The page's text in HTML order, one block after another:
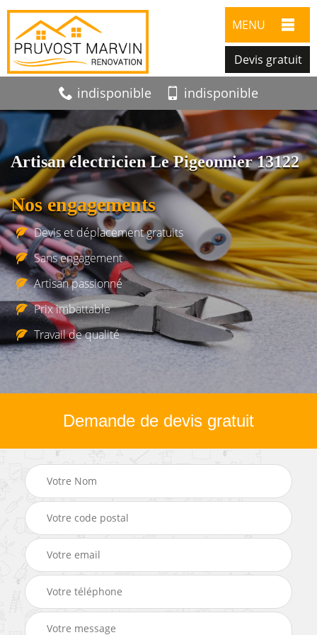
MENU
Devis gratuit
indisponible indisponible
Artisan électricien Le Pigeonnier 13122
Nos engagements
Devis et déplacement gratuits
Sans engagement
Artisan passionné
Prix imbattable
Travail de qualité
Demande de devis gratuit